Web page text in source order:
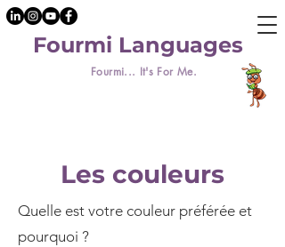
Fourmi... It's For Me.
Fourmi Languages
Les couleurs
Quelle est votre couleur préférée et
pourquoi ?